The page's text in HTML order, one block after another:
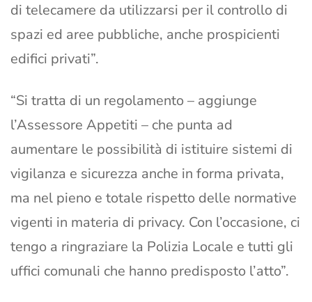
di telecamere da utilizzarsi per il controllo di
spazi ed aree pubbliche, anche prospicienti
edifici privati”.
“Si tratta di un regolamento – aggiunge
l’Assessore Appetiti – che punta ad
aumentare le possibilità di istituire sistemi di
vigilanza e sicurezza anche in forma privata,
ma nel pieno e totale rispetto delle normative
vigenti in materia di privacy. Con l’occasione, ci
tengo a ringraziare la Polizia Locale e tutti gli
uffici comunali che hanno predisposto l’atto”.